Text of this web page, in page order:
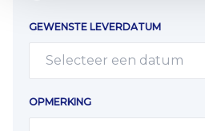
GEWENSTE LEVERDATUM
OPMERKING